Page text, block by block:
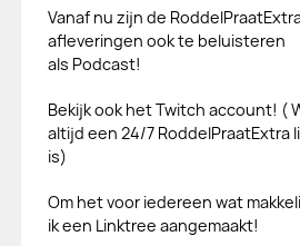
Vanaf nu zijn de
afleveringen ook te beluisteren
als Podcast!
Bekijk ook het Twitch account! (
altijd een 24/7 RoddelPraatExtra
is)
Om het voor iedereen wat
ik een Linktree aangemaakt!